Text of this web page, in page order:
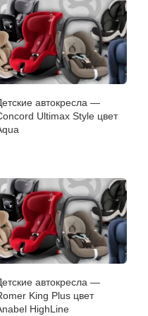
автокресла —
Ultimax Style цвет
автокресла —
King Plus цвет
HighLine